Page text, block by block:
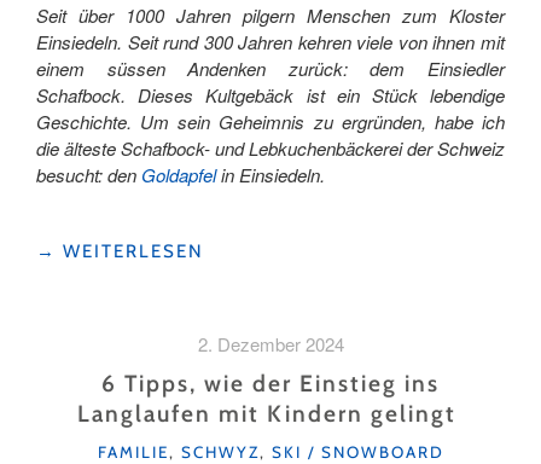
Seit über 1000 Jahren pilgern Menschen zum Kloster
Einsiedeln. Seit rund 300 Jahren kehren viele von ihnen mit
einem süssen Andenken zurück: dem Einsiedler
Schafbock. Dieses Kultgebäck ist ein Stück lebendige
Geschichte. Um sein Geheimnis zu ergründen, habe ich
die älteste Schafbock- und Lebkuchenbäckerei der Schweiz
besucht: den Goldapfelin Einsiedeln.
"ZU
SPEZIALITÄTEN-
BÄCKEREI
GOLDAPFEL "
→ WEITERLESEN
2. Dezember 2024
6 Tipps, wie der Einstieg ins
Langlaufen mit Kindern gelingt
KATEGORIEN
FAMILIE, SCHWYZ, SKI / SNOWBOARD